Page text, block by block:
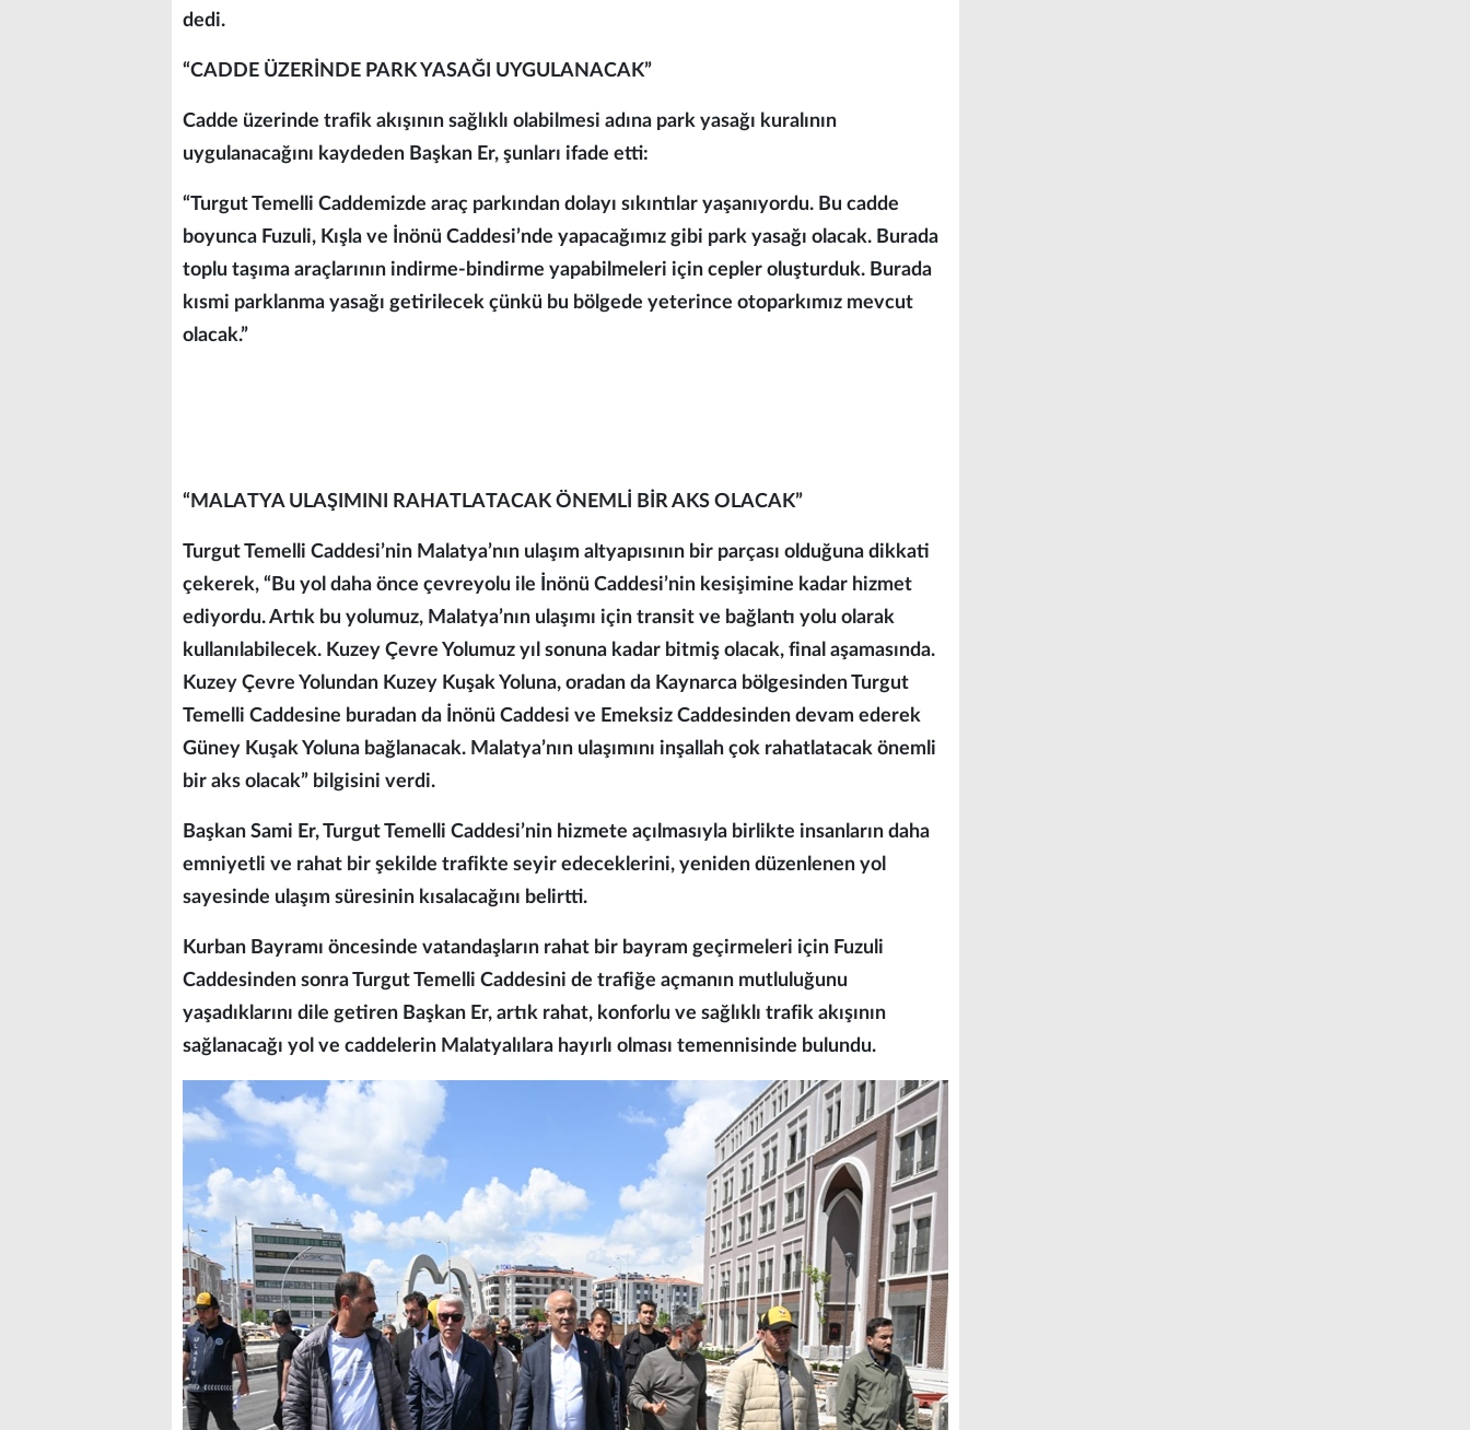
dedi.
“CADDE ÜZERİNDE PARK YASAĞI UYGULANACAK”
Cadde üzerinde trafik akışının sağlıklı olabilmesi adına park yasağı kuralının
uygulanacağını kaydeden Başkan Er, şunları ifade etti:
“Turgut Temelli Caddemizde araç parkından dolayı sıkıntılar yaşanıyordu. Bu cadde
boyunca Fuzuli, Kışla ve İnönü Caddesi’nde yapacağımız gibi park yasağı olacak. Burada
toplu taşıma araçlarının indirme-bindirme yapabilmeleri için cepler oluşturduk. Burada
kısmi parklanma yasağı getirilecek çünkü bu bölgede yeterince otoparkımız mevcut
olacak.”
“MALATYA ULAŞIMINI RAHATLATACAK ÖNEMLİ BİR AKS OLACAK”
Turgut Temelli Caddesi’nin Malatya’nın ulaşım altyapısının bir parçası olduğuna dikkati
çekerek, “Bu yol daha önce çevreyolu ile İnönü Caddesi’nin kesişimine kadar hizmet
ediyordu. Artık bu yolumuz, Malatya’nın ulaşımı için transit ve bağlantı yolu olarak
kullanılabilecek. Kuzey Çevre Yolumuz yıl sonuna kadar bitmiş olacak, final aşamasında.
Kuzey Çevre Yolundan Kuzey Kuşak Yoluna, oradan da Kaynarca bölgesinden Turgut
Temelli Caddesine buradan da İnönü Caddesi ve Emeksiz Caddesinden devam ederek
Güney Kuşak Yoluna bağlanacak. Malatya’nın ulaşımını inşallah çok rahatlatacak önemli
bir aks olacak” bilgisini verdi.
Başkan Sami Er, Turgut Temelli Caddesi’nin hizmete açılmasıyla birlikte insanların daha
emniyetli ve rahat bir şekilde trafikte seyir edeceklerini, yeniden düzenlenen yol
sayesinde ulaşım süresinin kısalacağını belirtti.
Kurban Bayramı öncesinde vatandaşların rahat bir bayram geçirmeleri için Fuzuli
Caddesinden sonra Turgut Temelli Caddesini de trafiğe açmanın mutluluğunu
yaşadıklarını dile getiren Başkan Er, artık rahat, konforlu ve sağlıklı trafik akışının
sağlanacağı yol ve caddelerin Malatyalılara hayırlı olması temennisinde bulundu.